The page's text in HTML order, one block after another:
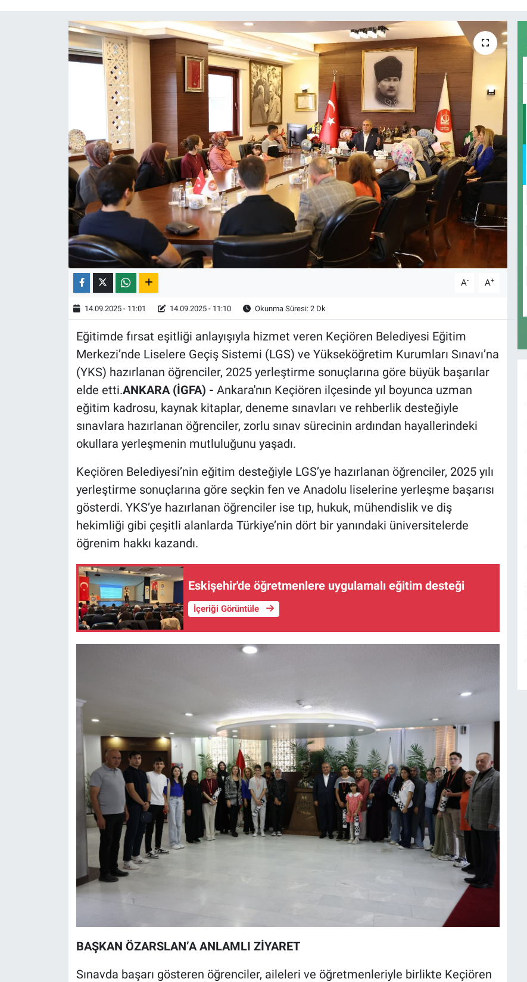
A- A+
14.09.2025 - 11:01 14.09.2025 - 11:10 Okunma Süresi: 2 Dk
Eğitimde fırsat eşitliği anlayışıyla hizmet veren Keçiören Belediyesi Eğitim
Merkezi’nde Liselere Geçiş Sistemi (LGS) ve Yükseköğretim Kurumları Sınavı’na
(YKS) hazırlanan öğrenciler, 2025 yerleştirme sonuçlarına göre büyük başarılar
elde etti.ANKARA (İGFA) - Ankara'nın Keçiören ilçesinde yıl boyunca uzman
eğitim kadrosu, kaynak kitaplar, deneme sınavları ve rehberlik desteğiyle
sınavlara hazırlanan öğrenciler, zorlu sınav sürecinin ardından hayallerindeki
okullara yerleşmenin mutluluğunu yaşadı.
Keçiören Belediyesi’nin eğitim desteğiyle LGS’ye hazırlanan öğrenciler, 2025 yılı
yerleştirme sonuçlarına göre seçkin fen ve Anadolu liselerine yerleşme başarısı
gösterdi. YKS’ye hazırlanan öğrenciler ise tıp, hukuk, mühendislik ve diş
hekimliği gibi çeşitli alanlarda Türkiye’nin dört bir yanındaki üniversitelerde
öğrenim hakkı kazandı.
Eskişehir'de öğretmenlere uygulamalı eğitim desteği
İçeriği Görüntüle
BAŞKAN ÖZARSLAN’A ANLAMLI ZİYARET
Sınavda başarı gösteren öğrenciler, aileleri ve öğretmenleriyle birlikte Keçiören
Röportaj
Video Galeri